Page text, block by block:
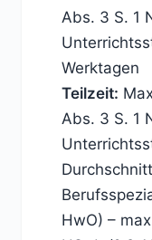
Abs. 3 S. 1
Werktagen
Teilzeit:
Abs. 3 S. 1
HwO) –